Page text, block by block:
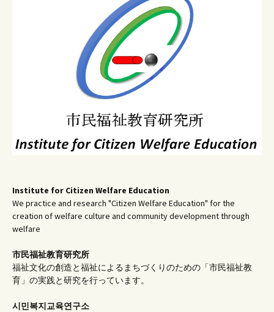
Institute for Citizen Welfare Education
We practice and research "Citizen Welfare Education" for the
creation of welfare culture and community development through
welfare
市民福祉教育研究所
福祉文化の創造と福祉によるまちづくりのための「市民福祉教
育」の実践と研究を行っています。
시민복지교육연구소